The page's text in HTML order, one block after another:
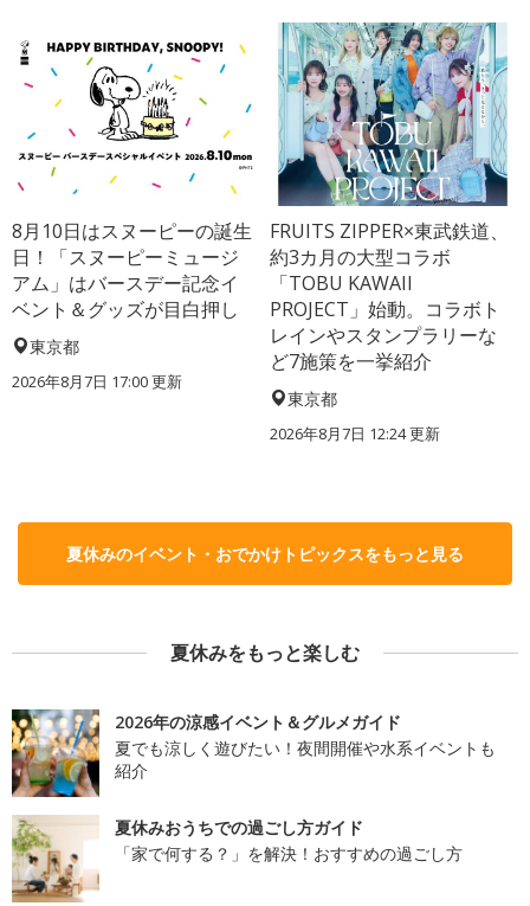
8月10日はスヌーピーの誕生
日！「スヌーピーミュージ
アム」はバースデー記念イ
ベント＆グッズが目白押し
東京都
2026年8月7日 17:00更新
FRUITS ZIPPER×東武鉄道、
約3カ月の大型コラボ
「TOBU KAWAII
PROJECT」始動。コラボト
レインやスタンプラリーな
ど7施策を一挙紹介
東京都
2026年8月7日 12:24更新
夏休みのイベント・おでかけトピックスをもっと見る
夏休みをもっと楽しむ
2026年の涼感イベント＆グルメガイド
夏でも涼しく遊びたい！夜間開催や水系イベントも
紹介
夏休みおうちでの過ごし方ガイド
「家で何する？」を解決！おすすめの過ごし方